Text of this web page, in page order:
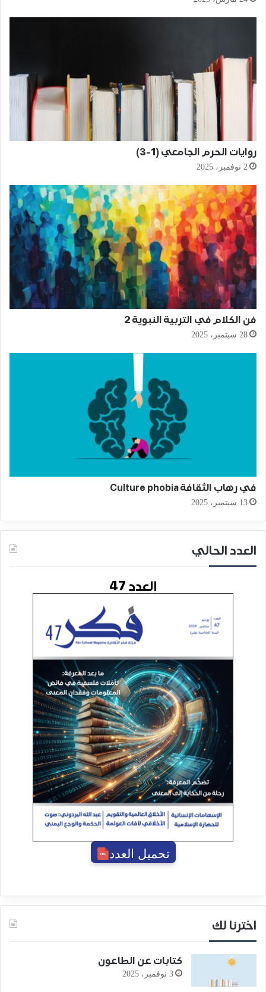
روايات الحرم الجامعي (1-3)
2 نوفمبر، 2025
فن الكلام في التربية النبوية 2
28 سبتمبر، 2025
في رهاب الثقافة Culture phobia
13 سبتمبر، 2025
العدد الحالي
العدد 47
تحميل العدد
اخترنا لك
كتابات عن الطاعون
3 نوفمبر، 2025